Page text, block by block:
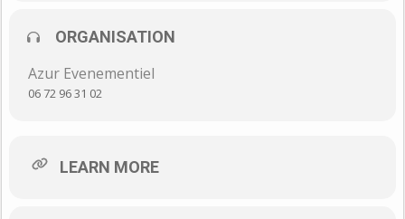
Tarif entrée : 4EUR
un tarif réduit est à télécharger sur le site
ORGANISATION
Azur Evenementiel
06 72 96 31 02
LEARN MORE